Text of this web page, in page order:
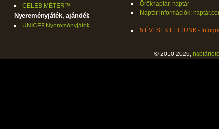
CELEB-MÉTER™
Nyereményjáték, ajándék
UNICEF Nyereményjáték
Öröknaptár, naptár
Naptár információk:
5 ÉVESEK LETTÜNK -
© 2010-2026,